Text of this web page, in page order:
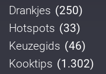
Drankjes (250)
Hotspots (33)
Keuzegids (46)
Kooktips (1.302)